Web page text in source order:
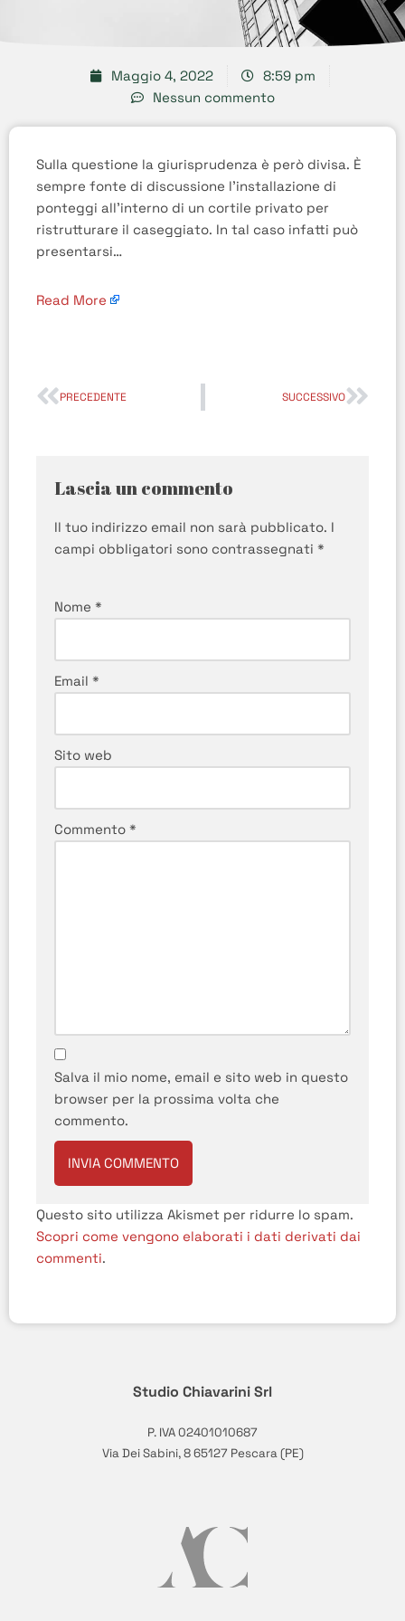
Maggio 4, 2022
8:59 pm
Nessun commento
Sulla questione la giurisprudenza è però divisa. È
sempre fonte di discussione l’installazione di
ponteggi all’interno di un cortile privato per
ristrutturare il caseggiato. In tal caso infatti può
presentarsi…
Read More
PRECEDENTE SUCCESSIVO
Lascia un commento
Il tuo indirizzo email non sarà pubblicato. I
campi obbligatori sono contrassegnati *
Nome *
Email *
Sito web
Commento *
Salva il mio nome, email e sito web in questo
browser per la prossima volta che
commento.
Questo sito utilizza Akismet per ridurre lo spam.
Scopri come vengono elaborati i dati derivati dai
commenti.
Studio Chiavarini Srl
P. IVA 02401010687
Via Dei Sabini, 8 65127 Pescara (PE)